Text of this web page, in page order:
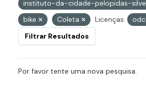
instituto-da-cidade-pelopidas-
bike
Coleta Licenças:
Filtrar Resultados
Por favor tente uma nova pesquisa.